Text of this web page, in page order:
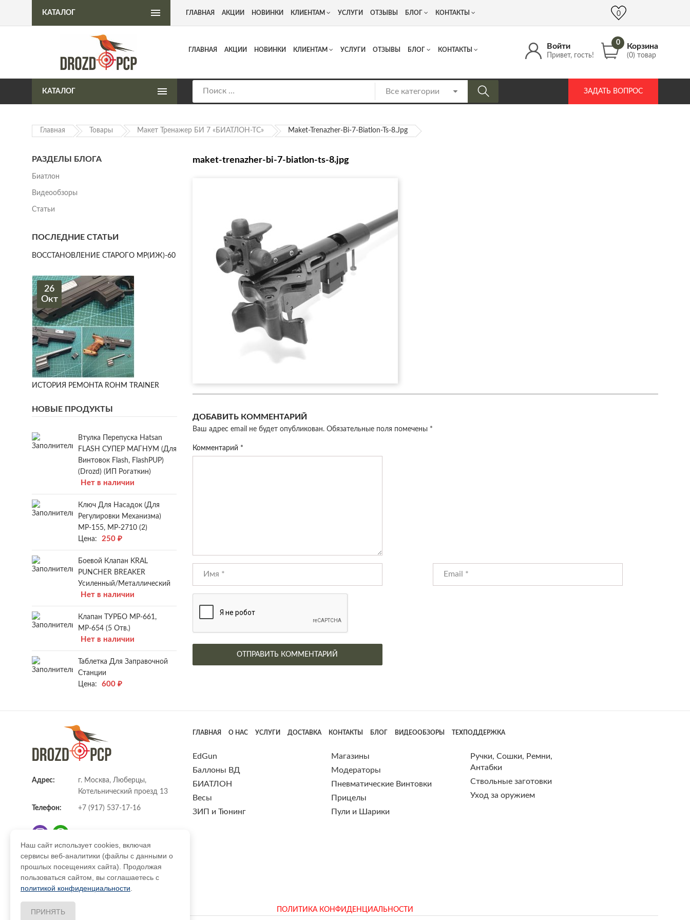
Интернет-магазин пневматического оружия Адрес: г. Москва, Люберцы, Котельнический проезд 13 +7 (917) 537 17 16 info@DrozdPcp.ru
Войти
Привет, гость!
0 Корзина
(0) товар
ГЛАВНАЯ АКЦИИ НОВИНКИ КЛИЕНТАМ УСЛУГИ ОТЗЫВЫ БЛОГ КОНТАКТЫ
КАТАЛОГ ЗАДАТЬ ВОПРОС
КАТАЛОГ ГЛАВНАЯ АКЦИИ НОВИНКИ КЛИЕНТАМ УСЛУГИ ОТЗЫВЫ БЛОГ КОНТАКТЫ 0
Главная Товары Макет Тренажер БИ 7 «БИАТЛОН-ТС» Maket-Trenazher-Bi-7-Biatlon-Ts-8.jpg
maket-trenazher-bi-7-biatlon-ts-8.jpg
ДОБАВИТЬ КОММЕНТАРИЙ
Ваш адрес email не будет опубликован. Обязательные поля помечены *
Комментарий *
РАЗДЕЛЫ БЛОГА
Биатлон
Видеообзоры
Статьи
ПОСЛЕДНИЕ СТАТЬИ
ВОССТАНОВЛЕНИЕ СТАРОГО МР(ИЖ)-60
26
Окт
ИСТОРИЯ РЕМОНТА ROHM TRAINER
НОВЫЕ ПРОДУКТЫ
Втулка Перепуска Hatsan
FLASH СУПЕР МАГНУМ (для
Винтовок Flash, FlashPUP)
(Drozd) (ИП Рогаткин)
Нет в наличии
Ключ Для Насадок (для
Регулировки Механизма)
МР-155, МР-2710 (2)
Цена:
250 ₽
Боевой Клапан KRAL
PUNCHER BREAKER
Усиленный/металлический
Нет в наличии
Клапан ТУРБО МР-661,
МР-654 (5 Отв.)
Нет в наличии
Таблетка Для Заправочной
Станции
Цена:
600 ₽
Адрес:
г. Москва, Люберцы,
Котельнический проезд 13
Телефон: +7 (917) 537-17-16
E-mail: info@DrozdPcp.ru
ГЛАВНАЯ О НАС УСЛУГИ ДОСТАВКА КОНТАКТЫ БЛОГ ВИДЕООБЗОРЫ ТЕХПОДДЕРЖКА
EdGun
Баллоны ВД
БИАТЛОН
Весы
ЗИП и Тюнинг
Магазины
Модераторы
Пневматические Винтовки
Прицелы
Пули и Шарики
Ручки, Сошки, Ремни,
Антабки
Ствольные заготовки
Уход за оружием
ПОЛИТИКА КОНФИДЕНЦИАЛЬНОСТИ
Наш сайт использует cookies, включая
сервисы веб-аналитики (файлы с данными о
прошлых посещениях сайта). Продолжая
пользоваться сайтом, вы соглашаетесь с
политикой конфиденциальности
ПРИНЯТЬ